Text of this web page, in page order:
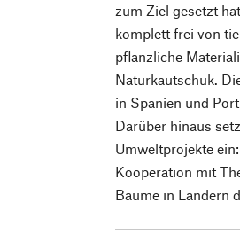
zum Ziel gesetzt
komplett frei von
pflanzliche
Naturkautschuk.
in Spanien und
Darüber hinaus
Umweltprojekte
Kooperation mit
Bäume in Ländern